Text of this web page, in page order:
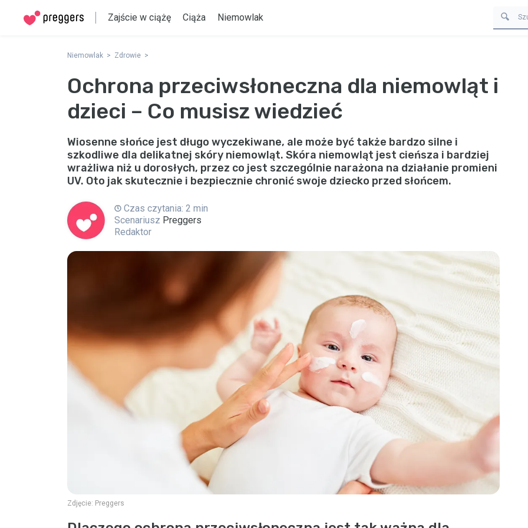
Zajście w ciążę Ciąża Niemowlak
Niemowlak Zdrowie
Ochrona przeciwsłoneczna dla niemowląt i
dzieci – Co musisz wiedzieć
Wiosenne słońce jest długo wyczekiwane, ale może być także bardzo silne i
szkodliwe dla delikatnej skóry niemowląt. Skóra niemowląt jest cieńsza i bardziej
wrażliwa niż u dorosłych, przez co jest szczególnie narażona na działanie promieni
UV. Oto jak skutecznie i bezpiecznie chronić swoje dziecko przed słońcem.
Czas czytania: 2 min
Scenariusz Preggers
Redaktor
Zdjęcie: Preggers